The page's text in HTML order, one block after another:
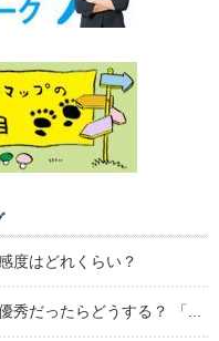
度はどれくらい？
秀だったらどうする？ 「...